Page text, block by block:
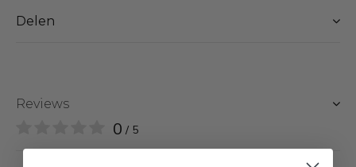
Delen
Reviews
0 / 5